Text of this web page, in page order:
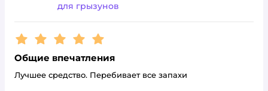
для грызунов
Рейтинг:5
Общие впечатления
Лучшее средство. Перебивает все запахи